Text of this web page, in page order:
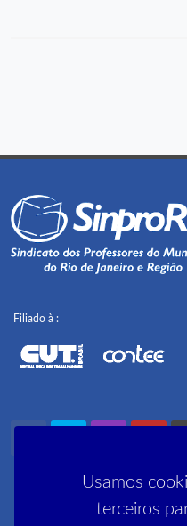
Usamos
terceiros
Filiado à :